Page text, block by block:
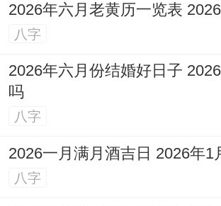
2026年六月老黄历一览表
八字
2026年六月份结婚好日子
吗
八字
2026一月满月酒吉日 2026年1
八字